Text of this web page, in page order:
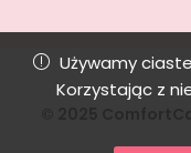
© 2025
Używamy
Korzystając z